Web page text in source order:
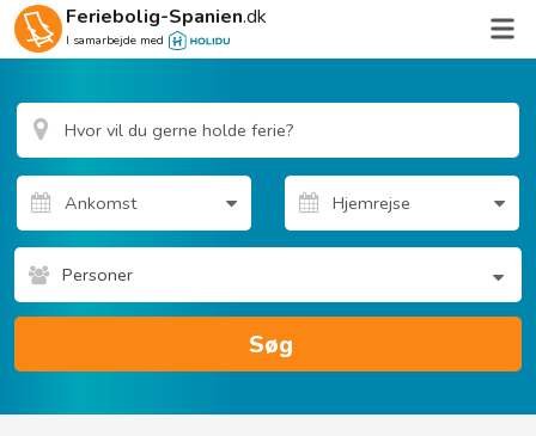
Feriebolig-Spanien.dk
I samarbejde med
Personer
Søg